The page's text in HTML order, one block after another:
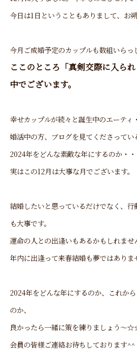
今日は1日ということもありまして、お
今月ご成婚予定のカップルも数組いらっ
ここのところ「真剣交際に入ら
中でございます。
幸せカップルが続々と誕生中のエーティ
婚活中の方、ブログを見てくださってい
2024年をどんな素敵な年にするのか・・
実はこの12月は大事な月でございます。
結婚したいと思っているだけでなく、
も大事です。
運命の人との出逢いもあるかもしれませ
年内に出逢って来春結婚も夢ではありま
2024年をどんな年にするのか、これか
のか、
良かったら一緒に策を練りましょう
会員の皆様ご連絡お待ちしております^^